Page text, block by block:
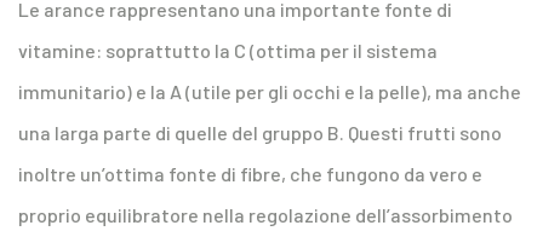
Le arance rappresentano una importante fonte di
vitamine: soprattutto la C (ottima per il sistema
immunitario) e la A (utile per gli occhi e la pelle), ma anche
una larga parte di quelle del gruppo B. Questi frutti sono
inoltre un’ottima fonte di fibre, che fungono da vero e
proprio equilibratore nella regolazione dell’assorbimento